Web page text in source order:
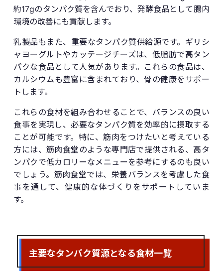
約17gのタンパク質を含んでおり、発酵食品として腸内
環境の改善にも貢献します。
乳製品もまた、重要なタンパク質供給源です。ギリシ
ャヨーグルトやカッテージチーズは、低脂肪で高タン
パクな食品として人気があります。これらの食品は、
カルシウムも豊富に含まれており、骨の健康をサポー
トします。
これらの食材を組み合わせることで、バランスの良い
食事を実現し、必要なタンパク質を効率的に摂取する
ことが可能です。特に、筋肉をつけたいと考えている
方には、筋肉食堂のような専門店で提供される、高タ
ンパクで低カロリーなメニューを参考にするのも良い
でしょう。筋肉食堂では、栄養バランスを考慮した食
事を通して、健康的な体づくりをサポートしていま
す。
主要なタンパク質源となる食材一覧